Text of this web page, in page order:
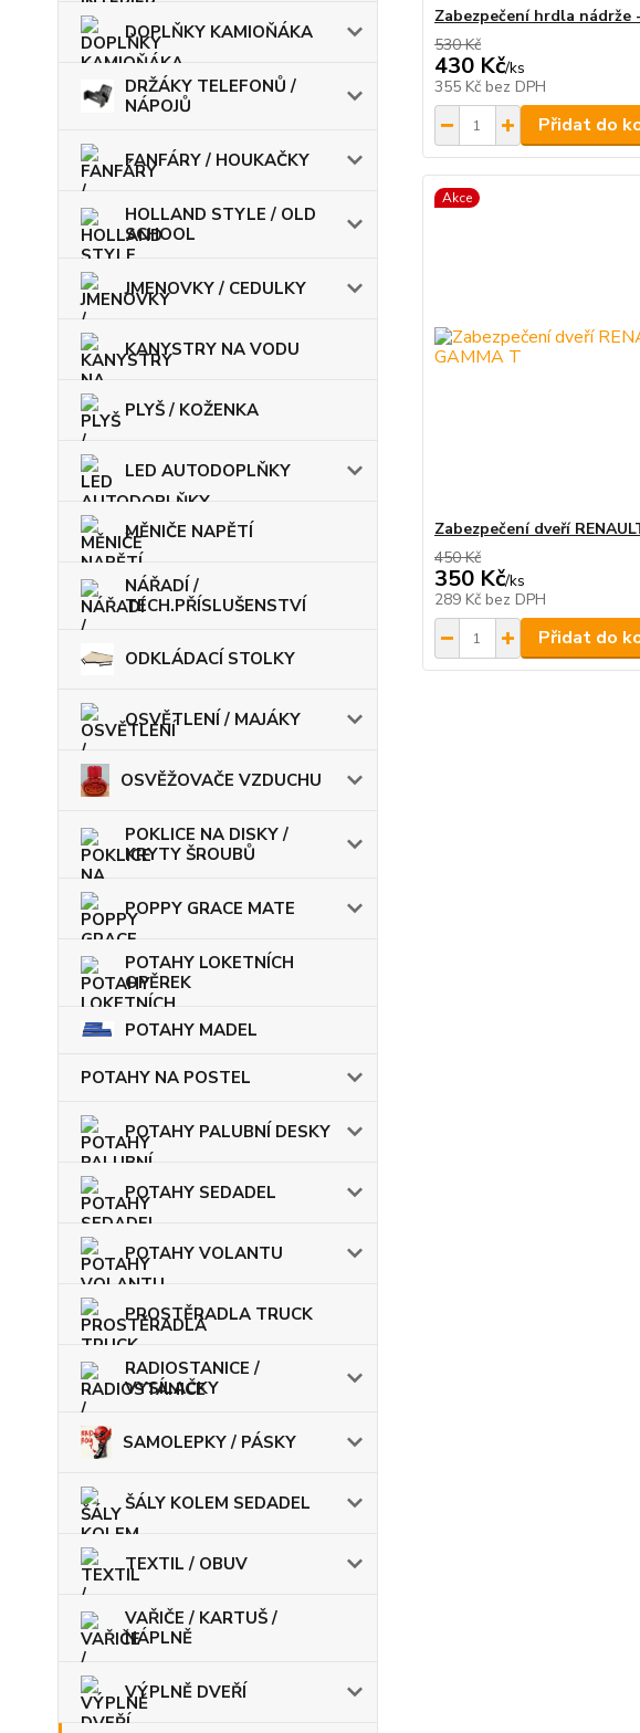
DOPLŇKY KAMIOŇÁKA
DRŽÁKY TELEFONŮ /
NÁPOJŮ
FANFÁRY / HOUKAČKY
HOLLAND STYLE / OLD
SCHOOL
JMENOVKY / CEDULKY
KANYSTRY NA VODU
PLYŠ / KOŽENKA
LED AUTODOPLŇKY
MĚNIČE NAPĚTÍ
NÁŘADÍ /
TECH.PŘÍSLUŠENSTVÍ
ODKLÁDACÍ STOLKY
OSVĚTLENÍ / MAJÁKY
OSVĚŽOVAČE VZDUCHU
POKLICE NA DISKY /
KRYTY ŠROUBŮ
POPPY GRACE MATE
POTAHY LOKETNÍCH
OPĚREK
POTAHY MADEL
POTAHY NA POSTEL
POTAHY PALUBNÍ DESKY
POTAHY SEDADEL
POTAHY VOLANTU
PROSTĚRADLA TRUCK
RADIOSTANICE /
VYSÍLAČKY
SAMOLEPKY / PÁSKY
ŠÁLY KOLEM SEDADEL
TEXTIL / OBUV
VAŘIČE / KARTUŠ /
NÁPLNĚ
VÝPLNĚ DVEŘÍ
Zabezpečení hrdla nádrže
530 Kč
430 Kč/ks
355 Kč bez DPH
Přidat do
Akce
Zabezpečení dveří
450 Kč
350 Kč/ks
289 Kč bez DPH
Přidat do